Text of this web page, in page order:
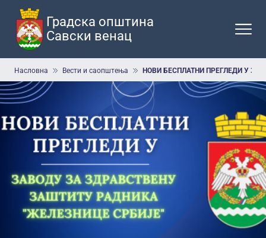
Прескочи
главни
садржаја
Градска општина
Савски венац
Мрвице
Насловна Вести и саопштења НОВИ БЕСПЛАТНИ ПРЕГЛЕДИ У